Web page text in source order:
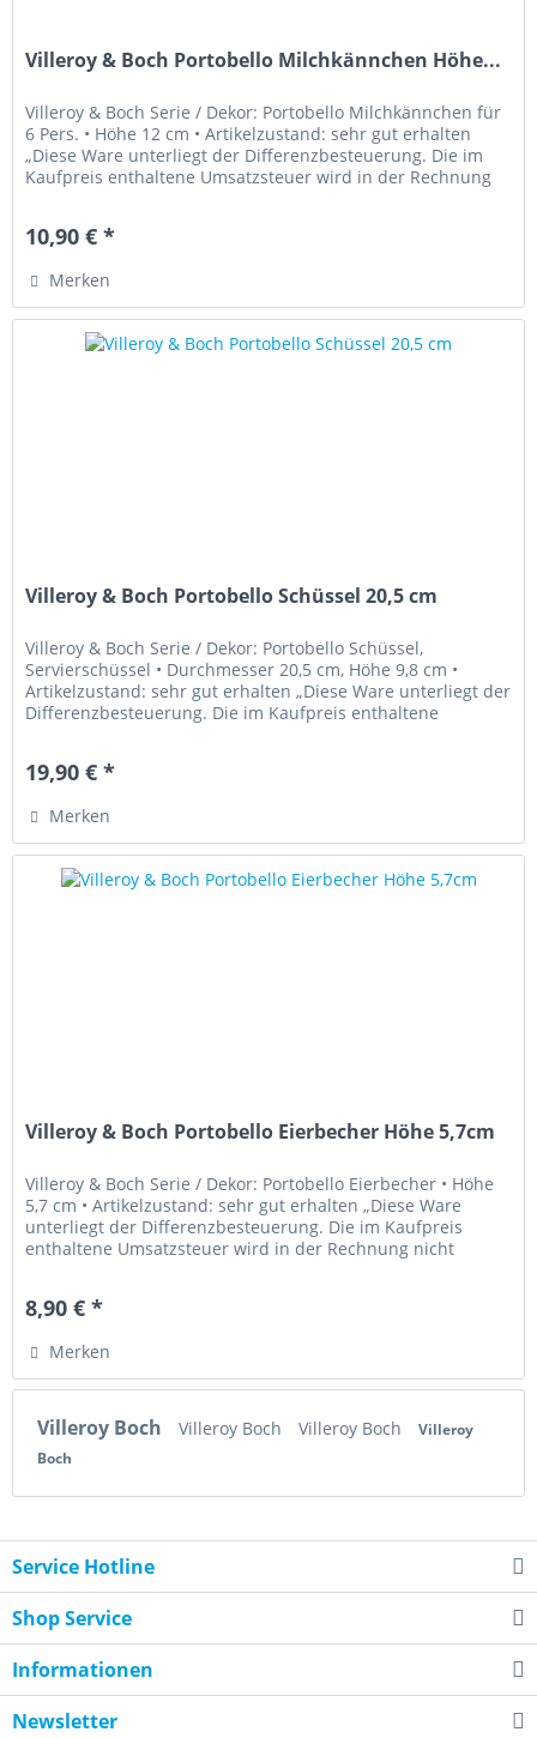
Villeroy & Boch Portobello Milchkännchen Höhe...
Villeroy & Boch Serie / Dekor: Portobello Milchkännchen für
6 Pers. • Höhe 12 cm • Artikelzustand: sehr gut erhalten
„Diese Ware unterliegt der Differenzbesteuerung. Die im
Kaufpreis enthaltene Umsatzsteuer wird in der Rechnung
10,90 € *
Merken
Villeroy & Boch Portobello Schüssel 20,5 cm
Villeroy & Boch Serie / Dekor: Portobello Schüssel,
Servierschüssel • Durchmesser 20,5 cm, Höhe 9,8 cm •
Artikelzustand: sehr gut erhalten „Diese Ware unterliegt der
Differenzbesteuerung. Die im Kaufpreis enthaltene
19,90 € *
Merken
Villeroy & Boch Portobello Eierbecher Höhe 5,7cm
Villeroy & Boch Serie / Dekor: Portobello Eierbecher • Höhe
5,7 cm • Artikelzustand: sehr gut erhalten „Diese Ware
unterliegt der Differenzbesteuerung. Die im Kaufpreis
enthaltene Umsatzsteuer wird in der Rechnung nicht
8,90 € *
Merken
Villeroy Boch Villeroy Boch Villeroy Boch
Villeroy
Boch
Service Hotline
Shop Service
Informationen
Newsletter